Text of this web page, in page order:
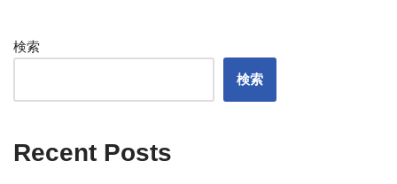
検索
検索
Recent Posts